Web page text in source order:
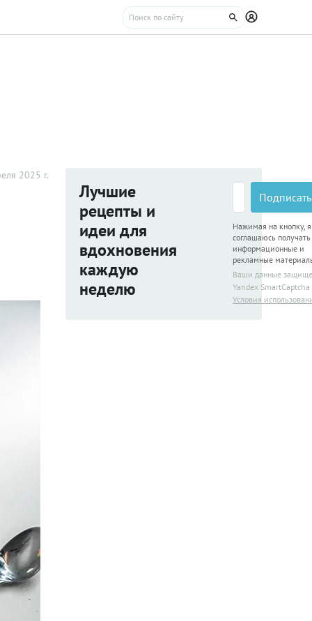
2025 г.
Лучшие
рецепты и
идеи для
вдохновения
каждую
неделю
Нажимая на кнопку, я
соглашаюсь получать
информационные и
рекламные
Ваши данные
Yandex SmartCaptcha
Условия